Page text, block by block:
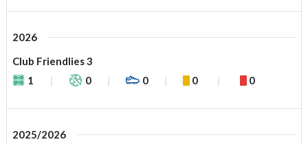
2026
Club Friendlies 3
1
0 0 0 0
2025/2026